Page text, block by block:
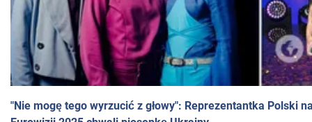
"Nie mogę tego wyrzucić z głowy": Reprezentantka Polski